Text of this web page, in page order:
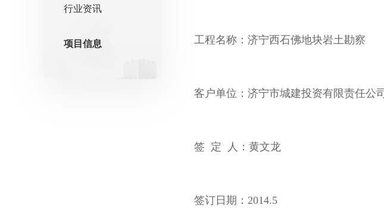
行业资讯
项目信息 工程名称：济宁西石佛地块岩土勘察
客户单位：济宁市城建投资有限责任公司
签 定 人：黄文龙
签订日期：2014.5